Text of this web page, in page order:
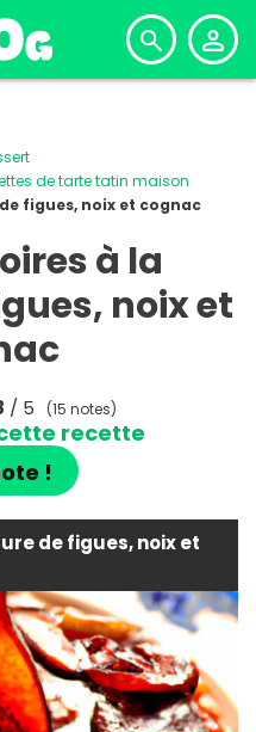
de tarte tatin maison
figues, noix et cognac
à la
noix et
/ 5 (15 notes)
recette
!
de figues, noix et